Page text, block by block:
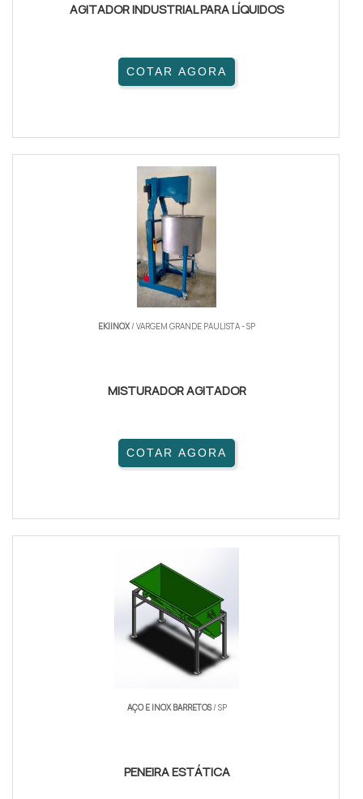
AGITADOR INDUSTRIAL PARA LÍQUIDOS
COTAR AGORA
EKIINOX/ VARGEM GRANDE PAULISTA - SP
MISTURADOR AGITADOR
COTAR AGORA
AÇO E INOX BARRETOS/ SP
PENEIRA ESTÁTICA